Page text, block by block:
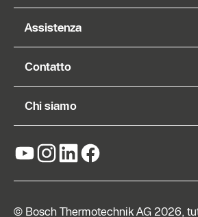
Assistenza
Contatto
Chi siamo
© Bosch Thermotechnik AG 2026,